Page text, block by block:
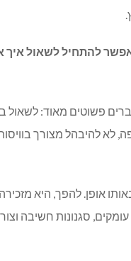
להתחיל לשאול איך
פשוטים מאוד: לשאול
לא להיבהל מצורך
אופן. להפך, היא
עומקים, סגנונות חשיבה